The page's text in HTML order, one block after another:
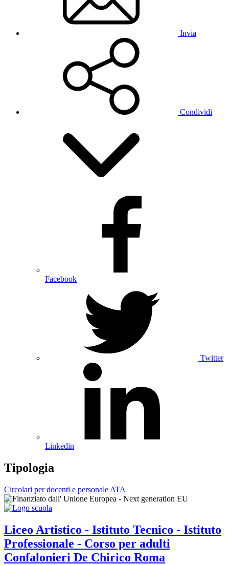
Invia
Condividi
Facebook
Twitter
Linkedin
Tipologia
Circolari per docenti e personale ATA
Liceo Artistico - Istituto Tecnico - Istituto
Professionale - Corso per adulti
Confalonieri De Chirico Roma